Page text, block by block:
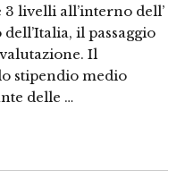
3 livelli all’interno dell’
il passaggio
Il
stipendio medio
delle …